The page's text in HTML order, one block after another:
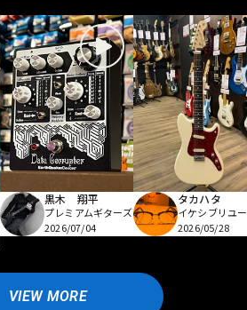
黒木 翔平
プレミアムギターズ
2026/07/04
タカハタ
イケシブリユ
2026/05/28
VIEW MORE